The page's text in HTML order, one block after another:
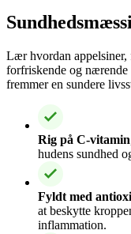
Lær hvordan
forfriskende og
fremmer en sundere
Rig på C-vitamin
hudens sundhed
Fyldt med
at beskytte
inflammation.